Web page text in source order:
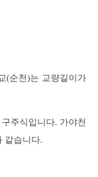
(순천)는 교량길이가
주식입니다. 가야천
같습니다.